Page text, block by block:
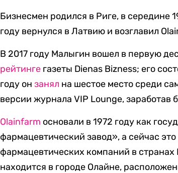
Бизнесмен родился в Риге, в середине
году вернулся в Латвию и возглавил
В 2017 году Малыгин вошел в первую
рейтинге газеты Dienas Bizness; его
году онзанял на шестое место среди
версии журнала VIP Lounge, заработав
Olainfarm основали в 1972 году как
фармацевтический завод», а сейчас
фармацевтических компаний в странах
находится в городе Олайне,